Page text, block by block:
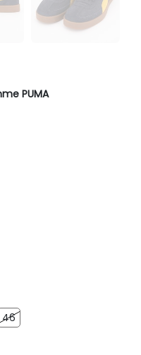
PUMA
4646